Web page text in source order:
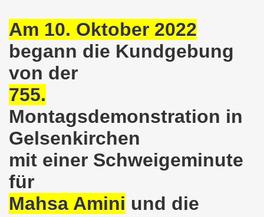
Am 10. Oktober 2022
begann die Kundgebung
von der
755.
Montagsdemonstration in
Gelsenkirchen
mit einer Schweigeminute
für
Mahsa Amini und die
am 10.07.2023 auf dem Heinrich-König-
Bewegung Gelsenkirchen sagt am 12.06.2023 „Nein“
am 12.06.2023 um 17.30 Uhr auf dem
der Befreiung vom Hitler-Faschismus - aktiver
dem Heinrich-König-Platz als Kundgebungsplatz
am 13.03.2023 ruft auf: Aktiver Widerstand
solidarisch mit den Betroffenen am
am 13.02.2023: Aktiver Widerstand gegen